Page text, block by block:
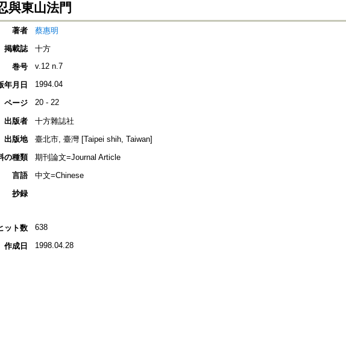
與東山法門
著者
蔡惠明
掲載誌
十方
巻号
v.12 n.7
年月日 1994.04
ページ 20 - 22
出版者
十方雜誌社
出版地
臺北市, 臺灣 [Taipei shih, Taiwan]
の種類
期刊論文=Journal Article
言語
中文=Chinese
抄録
ット数 638
作成日 1998.04.28